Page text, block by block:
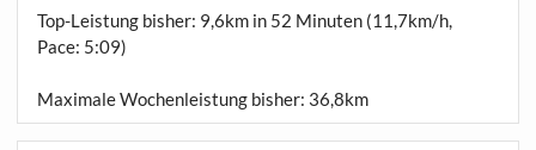
Top-Leistung bisher: 9,6km in 52 Minuten (11,7km/h,
Pace: 5:09)
Maximale Wochenleistung bisher: 36,8km